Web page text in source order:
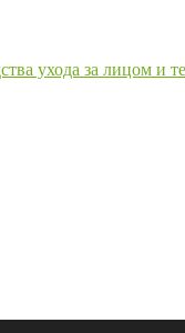
ухода за лицом и